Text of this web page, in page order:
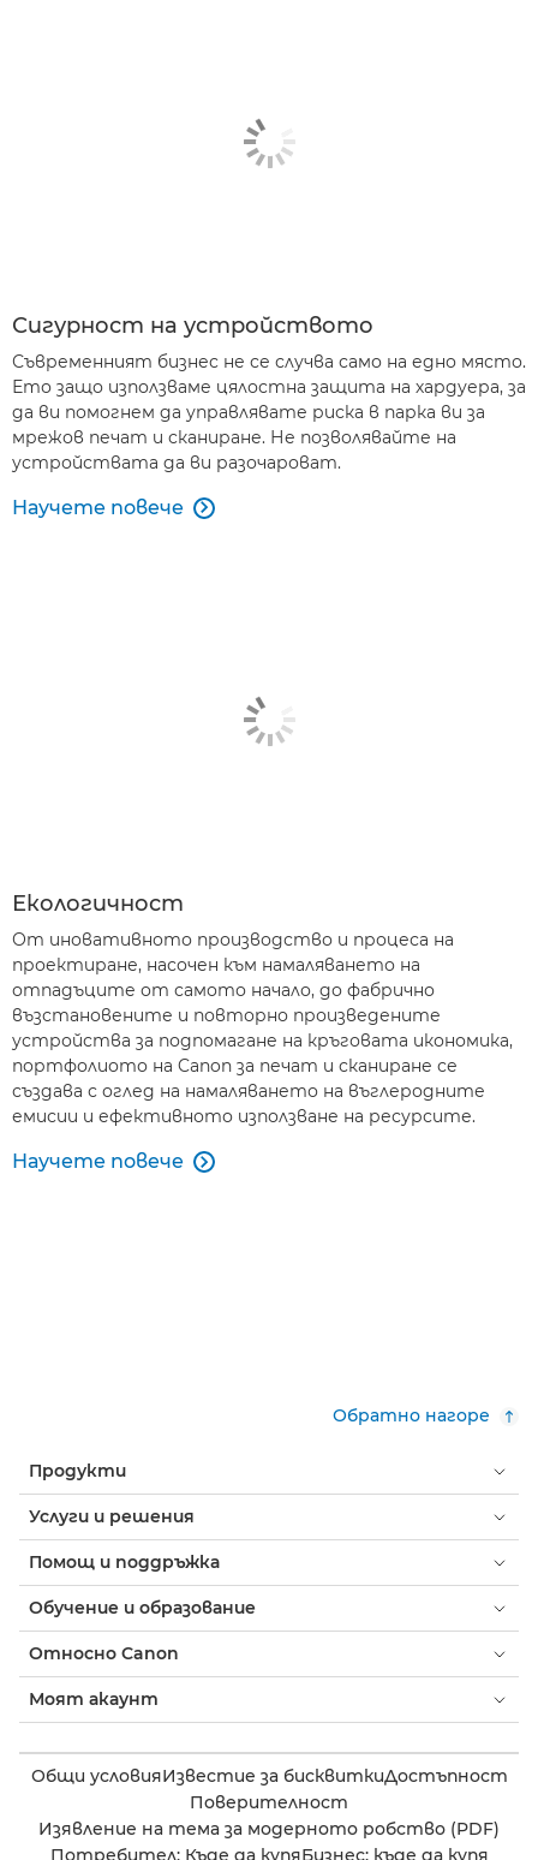
Сигурност на устройството
Съвременният бизнес не се случва само на едно място.
Ето защо използваме цялостна защита на хардуера, за
да ви помогнем да управлявате риска в парка ви за
мрежов печат и сканиране. Не позволявайте на
устройствата да ви разочароват.
Научете повече 
Екологичност
От иновативното производство и процеса на
проектиране, насочен към намаляването на
отпадъците от самото начало, до фабрично
възстановените и повторно произведените
устройства за подпомагане на кръговата икономика,
портфолиото на Canon за печат и сканиране се
създава с оглед на намаляването на въглеродните
емисии и ефективното използване на ресурсите.
Научете повече 
Обратно нагоре
Продукти
Услуги и решения
Помощ и поддръжка
Обучение и образование
Относно Canon
Моят акаунт
Общи условияИзвестие за бисквиткиДостъпност
Поверителност
Изявление на тема за модерното робство (PDF)
Потребител: Къде да купяБизнес: къде да купя